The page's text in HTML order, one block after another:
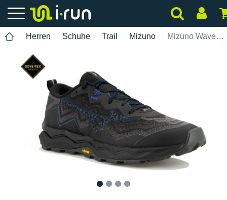
Herren Schuhe Trail Mizuno Mizuno Wave Daichi 9 Gore-Tex Herren